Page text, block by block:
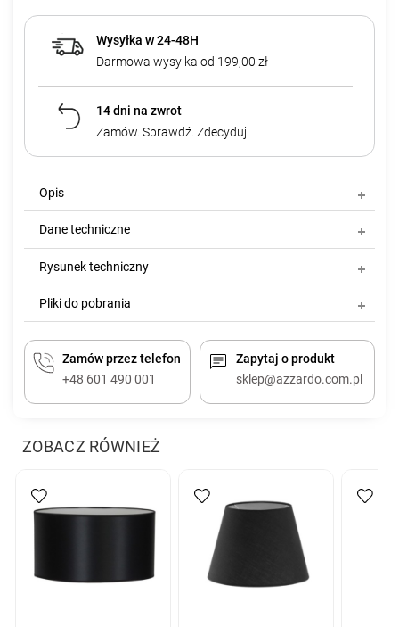
Wysyłka w 24-48H
Darmowa wysylka od 199,00 zł
14 dni na zwrot
Zamów. Sprawdź. Zdecyduj.
Opis
Dane techniczne
Rysunek techniczny
Pliki do pobrania
Zamów przez telefon
+48 601 490 001
Zapytaj o produkt
sklep@azzardo.com.pl
ZOBACZ RÓWNIEŻ